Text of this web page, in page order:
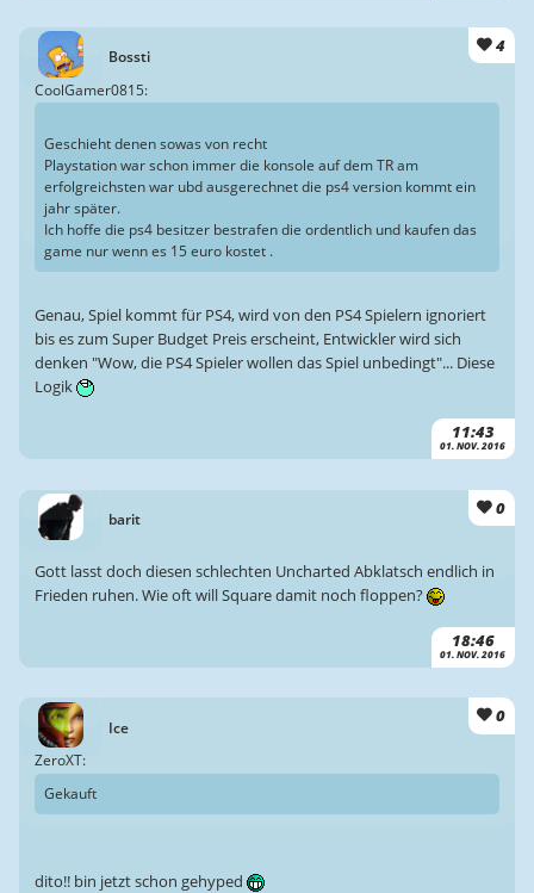
Bossti
4
11:43
01. NOV. 2016
CoolGamer0815:
Geschieht denen sowas von recht
Playstation war schon immer die konsole auf dem TR am
erfolgreichsten war ubd ausgerechnet die ps4 version kommt ein
jahr später.
Ich hoffe die ps4 besitzer bestrafen die ordentlich und kaufen das
game nur wenn es 15 euro kostet .
Genau, Spiel kommt für PS4, wird von den PS4 Spielern ignoriert
bis es zum Super Budget Preis erscheint, Entwickler wird sich
denken "Wow, die PS4 Spieler wollen das Spiel unbedingt"... Diese
Logik
barit
0
18:46
01. NOV. 2016
Gott lasst doch diesen schlechten Uncharted Abklatsch endlich in
Frieden ruhen. Wie oft will Square damit noch floppen?
Ice
0
ZeroXT:
Gekauft
dito!! bin jetzt schon gehyped